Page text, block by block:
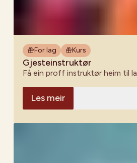
For lag Kurs
Gjesteinstruktør
Få ein proff instruktør heim til
Les meir